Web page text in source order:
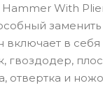
With
заменить
включает в себя
гвоздодер,
отвертка и